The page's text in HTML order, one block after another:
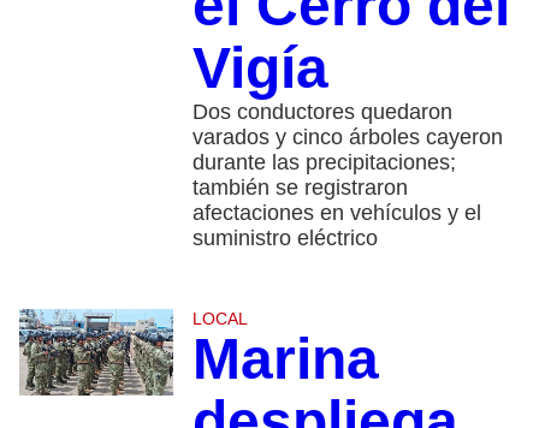
Vigía
Dos conductores quedaron
varados y cinco árboles cayeron
durante las precipitaciones;
también se registraron
afectaciones en vehículos y el
suministro eléctrico
LOCAL
Marina